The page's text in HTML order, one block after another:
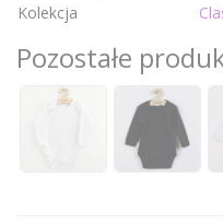
Kolekcja
Pozostałe